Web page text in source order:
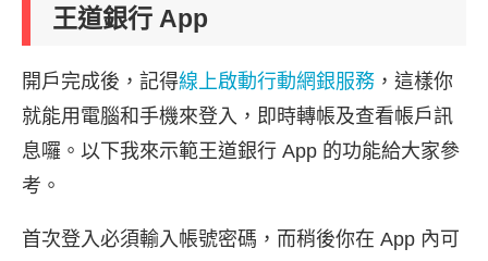
王道銀行 App
開戶完成後，記得線上啟動行動網銀服務 ，這樣你
就能用電腦和手機來登入，即時轉帳及查看帳戶訊
息囉。以下我來示範王道銀行 App 的功能給大家參
考。
首次登入必須輸入帳號密碼，而稍後你在 App 內可